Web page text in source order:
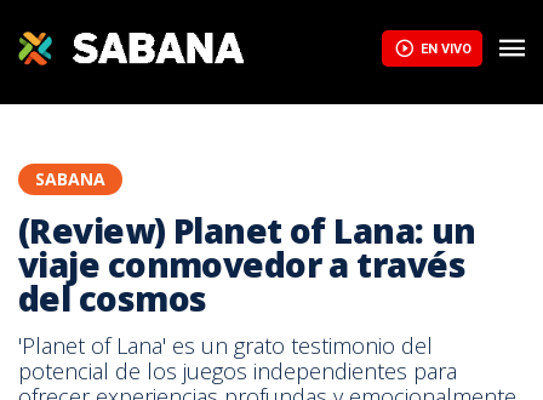
EN VIVO
SABANA
(Review) Planet of Lana: un
viaje conmovedor a través
del cosmos
'Planet of Lana' es un grato testimonio del
potencial de los juegos independientes para